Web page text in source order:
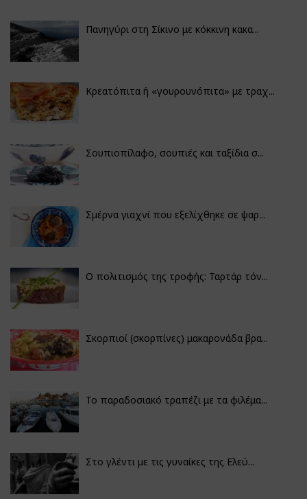
Πανηγύρι στη Σίκινο με κόκκινη κακα...
Κρεατόπιτα ή «γουρουνόπιτα» με τραχ...
Σουπιοπίλαφο, σουπιές και ταξίδια σ...
Σμέρνα γιαχνί που εξελίχθηκε σε ψαρ...
Ο πολιτισμός της τροφής: Ταρτάρ τόν...
Σκορπιοί (σκορπίνες) μακαρονάδα βρα...
Το παραδοσιακό τραπέζι με τα φιλέμα...
Στο γλέντι με τις γυναίκες της Ελεύ...